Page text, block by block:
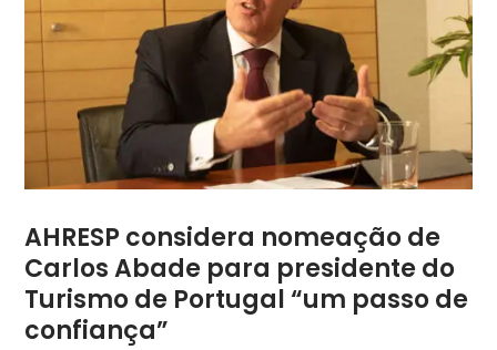
AHRESP considera nomeação de
Carlos Abade para presidente do
Turismo de Portugal “um passo de
confiança”